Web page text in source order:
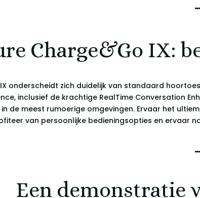
Charge&Go IX:
onderscheidt zich duidelijk van standaard
inclusief de krachtige RealTime Conversation
in de meest rumoerige omgevingen. Ervaar het
van persoonlijke bedieningsopties en ervaar
Een demonstratie